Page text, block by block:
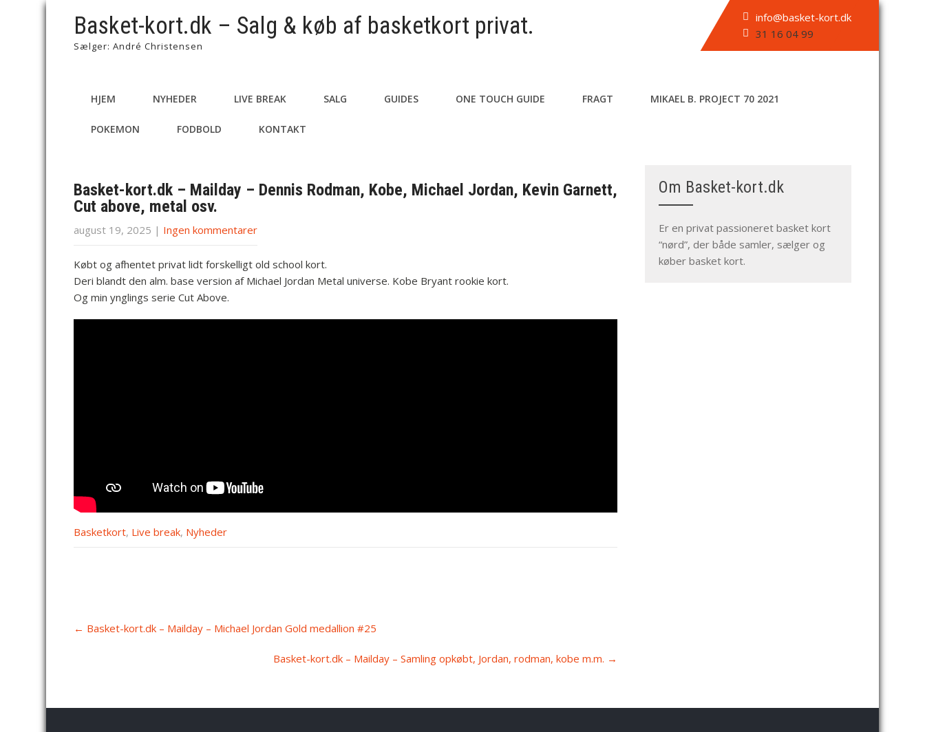
Basket-kort.dk – Salg & køb af basketkort privat.
Sælger: André Christensen
info@basket-kort.dk
31 16 04 99
HJEM NYHEDER LIVE BREAK SALG GUIDES ONE TOUCH GUIDE FRAGT MIKAEL B. PROJECT 70 2021
POKEMON FODBOLD KONTAKT
Basket-kort.dk – Mailday – Dennis Rodman, Kobe, Michael Jordan, Kevin Garnett,
Cut above, metal osv.
august 19, 2025 | Ingen kommentarer
Købt og afhentet privat lidt forskelligt old school kort.
Deri blandt den alm. base version af Michael Jordan Metal universe. Kobe Bryant rookie kort.
Og min ynglings serie Cut Above.
Basketkort, Live break, Nyheder
navigation
← Basket-kort.dk – Mailday – Michael Jordan Gold medallion #25
Basket-kort.dk – Mailday – Samling opkøbt, Jordan, rodman, kobe m.m. →
Om Basket-kort.dk
Er en privat passioneret basket kort
“nørd”, der både samler, sælger og
køber basket kort.